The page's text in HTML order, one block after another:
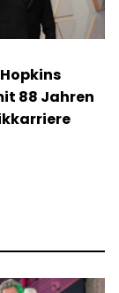
88 Jahren